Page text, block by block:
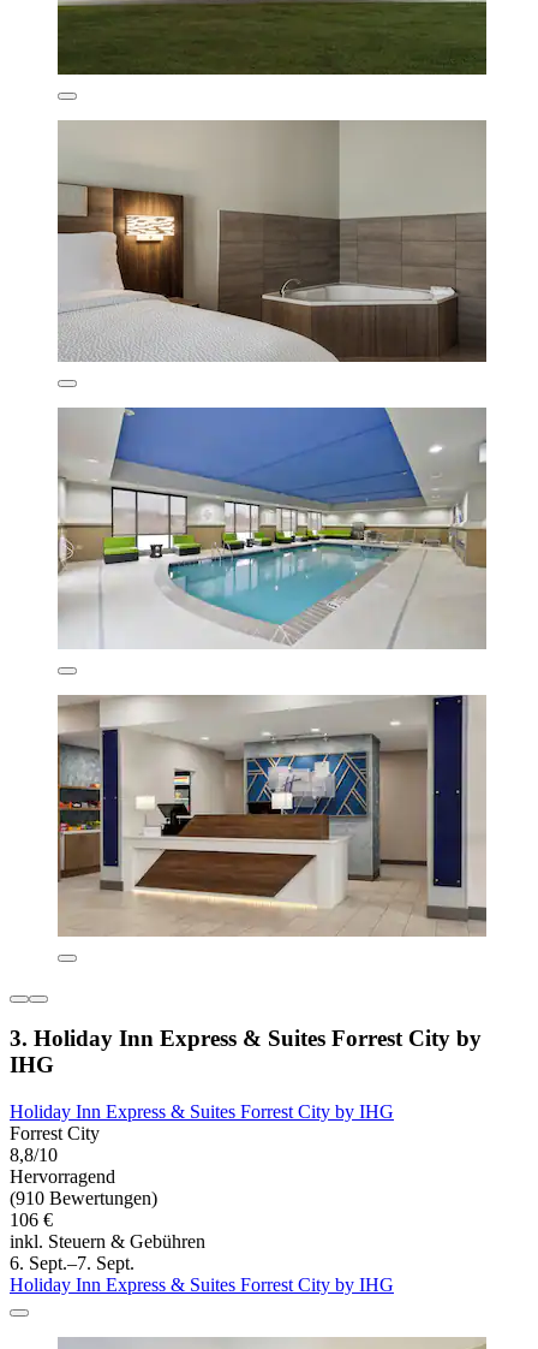
3. Holiday Inn Express & Suites Forrest City by
IHG
Holiday Inn Express & Suites Forrest City by IHG
Forrest City
8,8/10
Hervorragend
(910 Bewertungen)
106 €
inkl. Steuern & Gebühren
6. Sept.–7. Sept.
Holiday Inn Express & Suites Forrest City by IHG